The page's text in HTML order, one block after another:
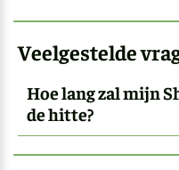
Veelgestelde
Hoe lang zal mijn
de hitte?